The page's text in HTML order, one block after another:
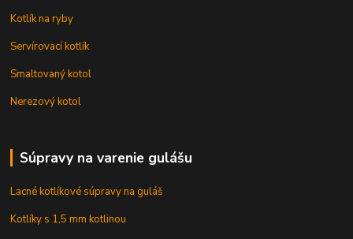
Kotlík na ryby
Servírovací kotlík
Smaltovaný kotol
Nerezový kotol
Súpravy na varenie gulášu
Lacné kotlíkové súpravy na guláš
Kotlíky s 1,5 mm kotlinou